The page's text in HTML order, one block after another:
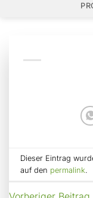
Dieser Eintrag
auf den permalink.